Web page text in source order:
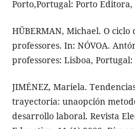
Porto,Portugal: Porto Editora,
HÜBERMAN, Michael. O
professores. In: NÓVOA.
professores: Lisboa,
JIMÉNEZ, Mariela.
trayectoria: unaopción
desarrollo laboral. Revista